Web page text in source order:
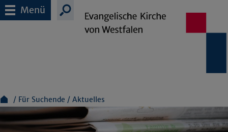
Menü
Für Suchende Aktuelles